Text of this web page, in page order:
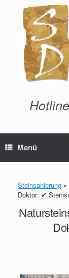
springen
Menü
Steinsanierung »
Doktor: ✔